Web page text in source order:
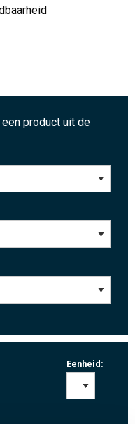
product uit de
Eenheid: